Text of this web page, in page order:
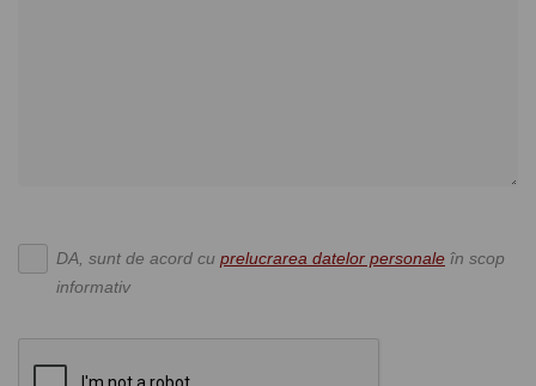
DA, sunt de acord cu prelucrarea datelor personale în scop
informativ